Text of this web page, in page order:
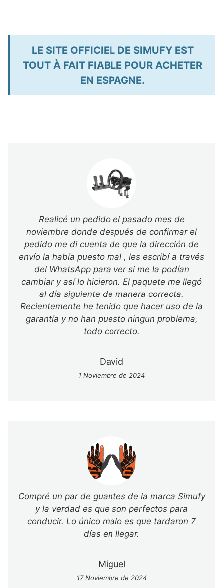
LE SITE OFFICIEL DE SIMUFY EST
TOUT À FAIT FIABLE POUR ACHETER
EN ESPAGNE.
Realicé un pedido el pasado mes de
noviembre donde después de confirmar el
pedido me di cuenta de que la dirección de
envío la había puesto mal , les escribí a través
del WhatsApp para ver si me la podían
cambiar y así lo hicieron. El paquete me llegó
al día siguiente de manera correcta.
Recientemente he tenido que hacer uso de la
garantía y no han puesto ningun problema,
todo correcto.
David
1 Noviembre de 2024
Compré un par de guantes de la marca Simufy
y la verdad es que son perfectos para
conducir. Lo único malo es que tardaron 7
días en llegar.
Miguel
17 Noviembre de 2024